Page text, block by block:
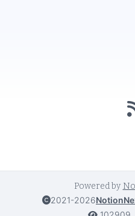
Powered by
2021-2026